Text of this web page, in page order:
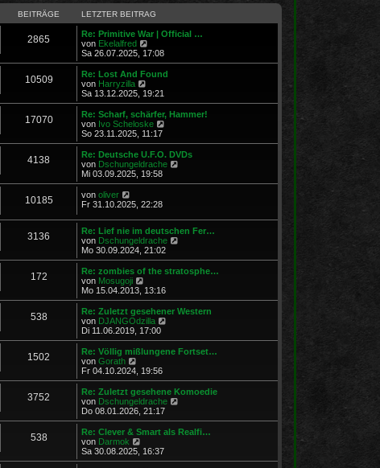
r
a
r
B
e
i
t
r
g
e
s
t
e
r
B
e
i
t
r
BEITRÄGE LETZTER BEITRAG
2865
Re: Primitive War | Official …
von Ekelalfred
e
u
e
t
r
B
e
i
r
a
g
Sa 26.07.2025, 17:08
10509
Re: Lost And Found
von Harryzilla
e
u
e
s
t
r
B
e
i
a
g
Sa 13.12.2025, 19:21
17070
Re: Scharf, schärfer, Hammer!
von Ivo Scheloske
u
e
s
i
t
r
a
g
So 23.11.2025, 11:17
4138
Re: Deutsche U.F.O. DVDs
von Dschungeldrache
u
e
r
i
t
g
Mi 03.09.2025, 19:58
10185 von oliver
e
e
s
t
e
r
B
e
i
t
r
a
g
Fr 31.10.2025, 22:28
3136
Re: Lief nie im deutschen Fer…
von Dschungeldrache
u
e
r
B
r
Mo 30.09.2024, 21:02
172
Re: zombies of the stratosphe…
von Mosugoji
e
u
e
s
t
B
e
i
r
a
g
Mo 15.04.2013, 13:16
538
Re: Zuletzt gesehener Western
von DJANGOdzilla
u
e
B
e
r
Di 11.06.2019, 17:00
1502
Re: Völlig mißlungene Fortset…
von Gorath
e
u
e
s
t
e
r
B
e
i
Fr 04.10.2024, 19:56
3752
Re: Zuletzt gesehene Komoedie
von Dschungeldrache
u
e
Do 08.01.2026, 21:17
538
Re: Clever & Smart als Realfi…
von Darmok
e
u
Sa 30.08.2025, 16:37